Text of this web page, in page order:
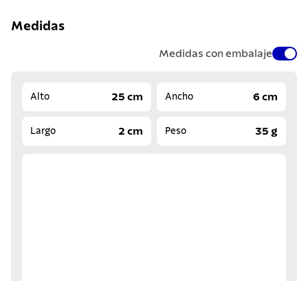
Medidas
Medidas con embalaje
Alto 25 cm Ancho 6 cm
Largo 2 cm Peso 35 g